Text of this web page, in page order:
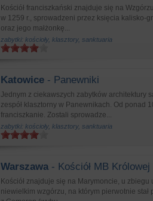
Kościół franciszkański znajduje się na
w 1259 r., sprowadzeni przez księcia kalisko-
oraz jego małżonkę...
zabytki: kościoły, klasztory, sanktuaria
Katowice - Panewniki
Jednym z ciekawszych zabytków architektury
zespół klasztorny w Panewnikach. Od ponad
franciszkanie. Zostali sprowadze...
zabytki: kościoły, klasztory, sanktuaria
Warszawa- Kościół MB Królowej
Kościół znajduje się na Marymoncie, u
niewielkim wzgórzu, na którym pierwotnie stał